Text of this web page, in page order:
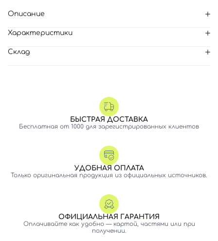
Описание
Характеристики
Склад
БЫСТРАЯ ДОСТАВКА
Бесплатная от 1000 для зарегистрированных клиентов
УДОБНАЯ ОПЛАТА
Только оригинальная продукция из официальных источников.
ОФИЦИАЛЬНАЯ ГАРАНТИЯ
Оплачивайте как удобно — картой, частями или при
получении.